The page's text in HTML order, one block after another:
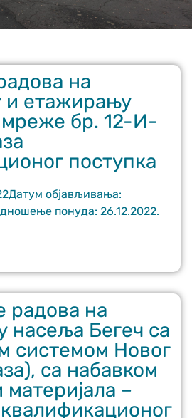
на
етажирању
бр. 12-И-
поступка
објављивања:
понуда: 26.12.2022.
радова на
насеља Бегеч са
системом Новог
са набавком
–